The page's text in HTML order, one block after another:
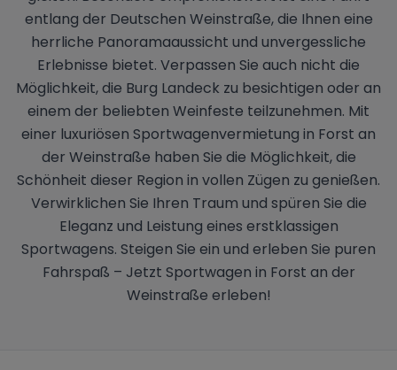
entlang der Deutschen Weinstraße, die Ihnen eine
herrliche Panoramaaussicht und unvergessliche
Erlebnisse bietet. Verpassen Sie auch nicht die
Möglichkeit, die Burg Landeck zu besichtigen oder an
einem der beliebten Weinfeste teilzunehmen. Mit
einer luxuriösen Sportwagenvermietung in Forst an
der Weinstraße haben Sie die Möglichkeit, die
Schönheit dieser Region in vollen Zügen zu genießen.
Verwirklichen Sie Ihren Traum und spüren Sie die
Eleganz und Leistung eines erstklassigen
Sportwagens. Steigen Sie ein und erleben Sie puren
Fahrspaß – Jetzt Sportwagen in Forst an der
Weinstraße erleben!